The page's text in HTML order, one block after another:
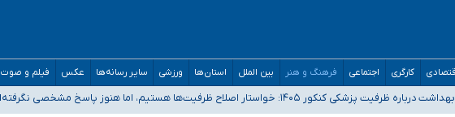
کارگری اجتماعی فرهنگ و هنر بین الملل استان‌ها ورزشی سایر رسانه‌ها عکس فیلم و صوت
پزشکی کنکور ۱۴۰۵: خواستار اصلاح ظرفیت‌ها هستیم، اما هنوز پاسخ مشخصی نگرفته‌ایم
ورودی دکترای تخصصی فرماندهی صحنه عملیات و دکترای تخصصی جغرافیای نظامی دافوس آجا